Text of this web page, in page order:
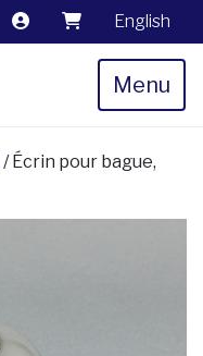
English
Menu
/ Écrin pour bague,